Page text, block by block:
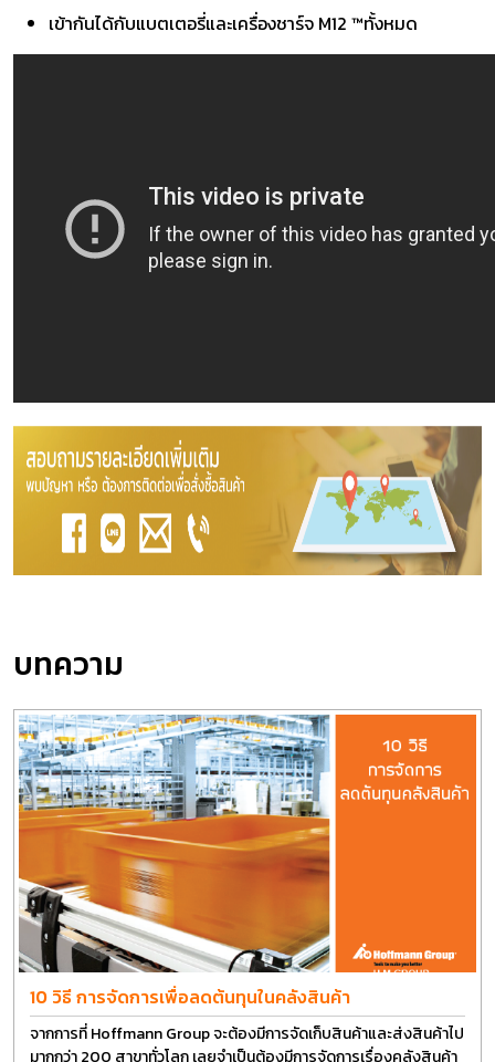
เข้ากันได้กับแบตเตอรี่และเครื่องชาร์จ M12 ™ทั้งหมด
บทความ
10 วิธี การจัดการเพื่อลดต้นทุนในคลังสินค้า
จากการที่ Hoffmann Group จะต้องมีการจัดเก็บสินค้าและส่งสินค้าไป
มากกว่า 200 สาขาทั่วโลก เลยจำเป็นต้องมีการจัดการเรื่องคลังสินค้า